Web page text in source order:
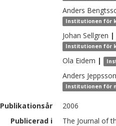
Anders
Institutionen för
Johan Sellgren |
Institutionen för
Ola Eidem |
Anders Jeppsson
Institutionen för
Publikationsår
2006
Publicerad i
The Journal of